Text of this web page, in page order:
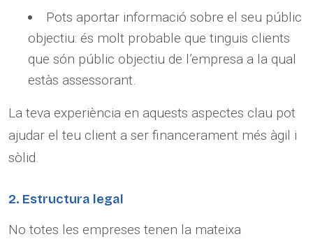
Pots aportar informació sobre el seu públic
objectiu: és molt probable que tinguis clients
que són públic objectiu de l’empresa a la qual
estàs assessorant.
La teva experiència en aquests aspectes clau pot
ajudar el teu client a ser financerament més àgil i
sòlid.
2. Estructura legal
No totes les empreses tenen la mateixa